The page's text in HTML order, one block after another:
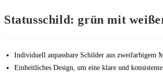
Statusschild: grün mit
Individuell anpassbare Schilder aus zweifarbigem
Einheitliches Design, um eine klare und